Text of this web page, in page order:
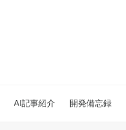
AI記事紹介 開発備忘録